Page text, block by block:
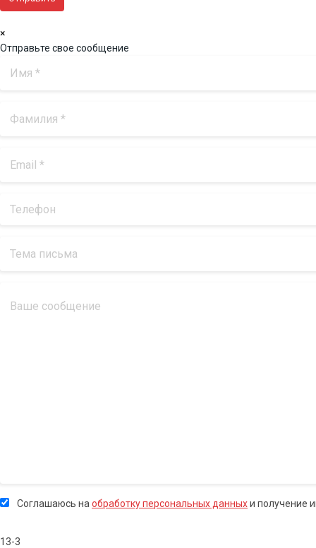
×
Отправьте свое сообщение
Соглашаюсь на обработку персональных данныхи получение
13-3